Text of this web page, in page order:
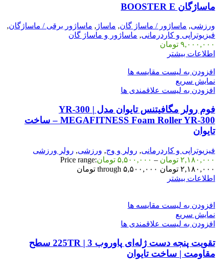
ماساژگان BOOSTER E
ورزشی, ماساژور / ماساژ گان, ماساژ , ماساژور برقی / ماساژگان,
فیزیوتراپی و کاردرمانی, ماساژور و ماساژ گان
۹,۰۰۰,۰۰۰ تومان
اطلاعات بیشتر
افزودن به لیست مقایسه ها
نمایش سریع
افزودن به لیست علاقمندی ها
فوم رولر مگافیتنس تایوان مدل YR-300 |
MEGAFITNESS Foam Roller YR-300 – ساخت
تایوان
فیزیوتراپی و کاردرمانی, رولر و وج, ورزشی, رولر ورزشی
۲,۱۸۰,۰۰۰ تومان – ۵,۵۰۰,۰۰۰ تومانPrice range:
۲,۱۸۰,۰۰۰ تومان through ۵,۵۰۰,۰۰۰ تومان
اطلاعات بیشتر
افزودن به لیست مقایسه ها
نمایش سریع
افزودن به لیست علاقمندی ها
تقویت پنجه دست ژله‌ای پاوروب 225TR | 3 سطح
مقاومت | ساخت تایوان